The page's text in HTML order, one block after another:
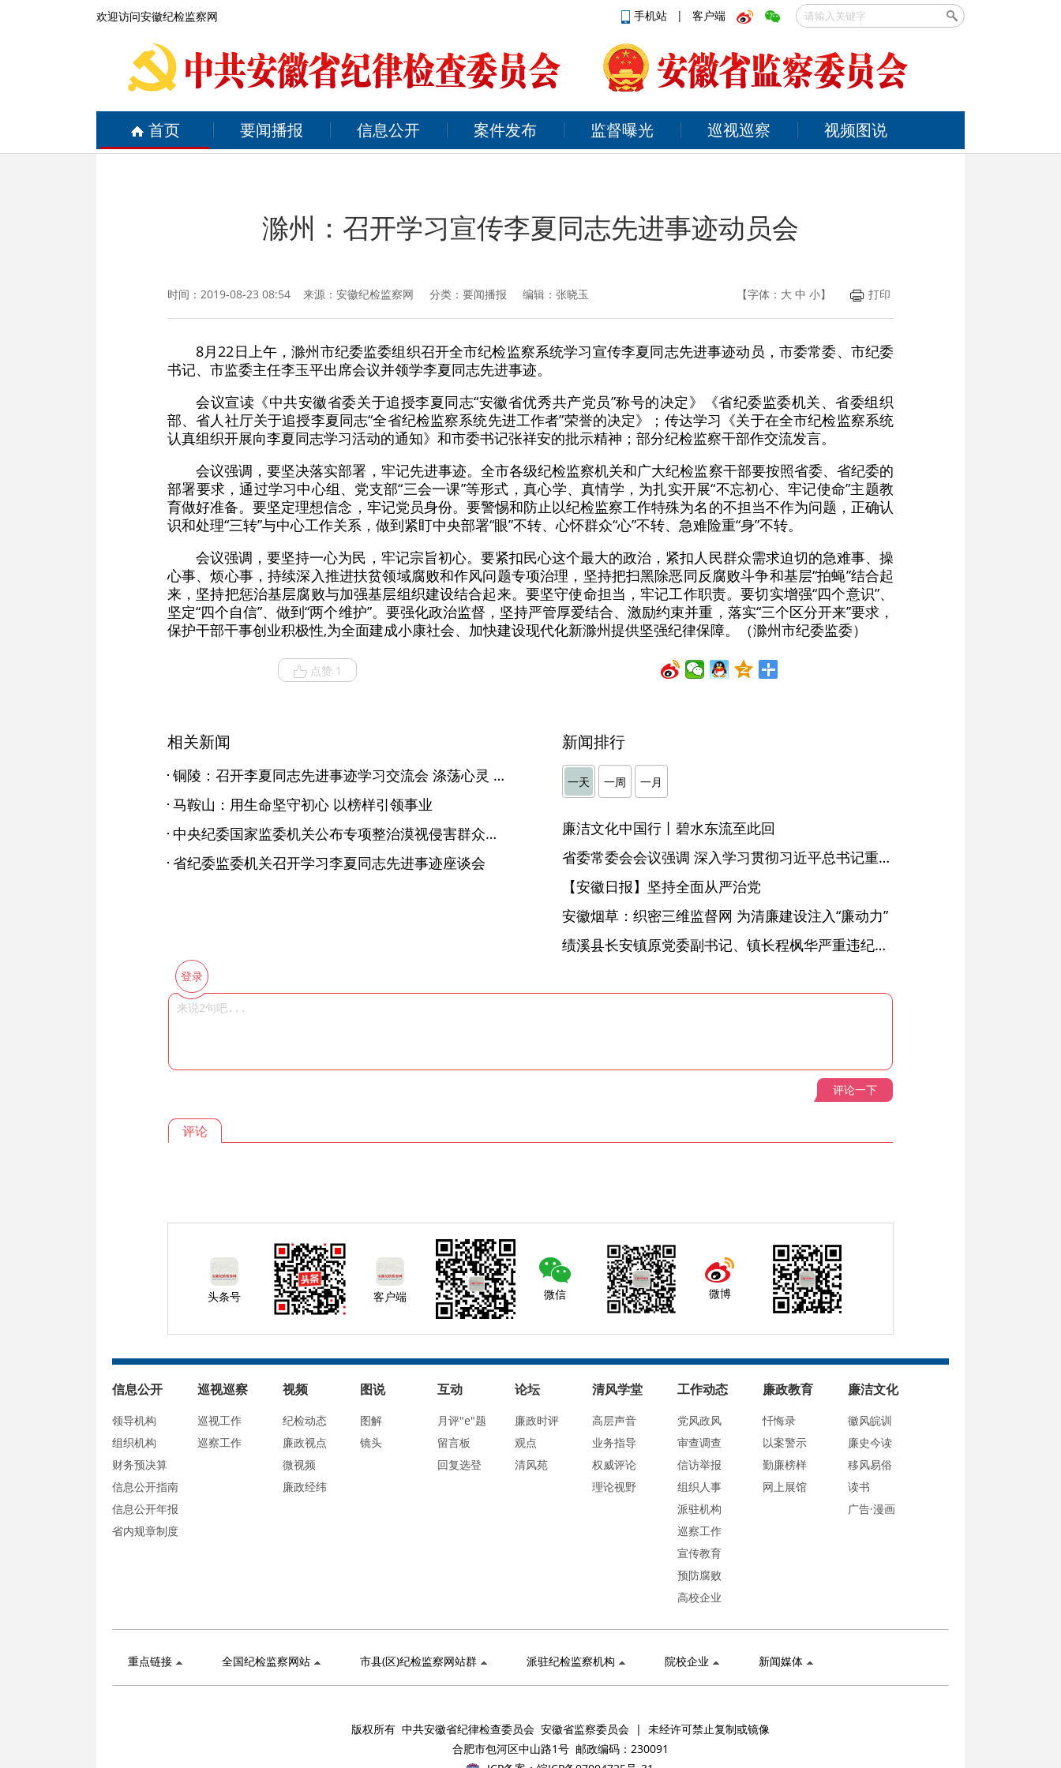
欢迎访问安徽纪检监察网 手机站 | 客户端
首页 要闻播报 信息公开 案件发布 监督曝光 巡视巡察 视频图说
滁州：召开学习宣传李夏同志先进事迹动员会
时间：2019-08-23 08:54 来源： 安徽纪检监察网 分类：要闻播报 编辑：张晓玉 【字体： 大 中 小】 打印
8月22日上午，滁州市纪委监委组织召开全市纪检监察系统学习宣传李夏同志先进事迹动员，市委常委、市纪委
书记、市监委主任李玉平出席会议并领学李夏同志先进事迹。
会议宣读《中共安徽省委关于追授李夏同志“安徽省优秀共产党员”称号的决定》《省纪委监委机关、省委组织
部、省人社厅关于追授李夏同志“全省纪检监察系统先进工作者”荣誉的决定》；传达学习《关于在全市纪检监察系统
认真组织开展向李夏同志学习活动的通知》和市委书记张祥安的批示精神；部分纪检监察干部作交流发言。
会议强调，要坚决落实部署，牢记先进事迹。全市各级纪检监察机关和广大纪检监察干部要按照省委、省纪委的
部署要求，通过学习中心组、党支部“三会一课”等形式，真心学、真情学，为扎实开展“不忘初心、牢记使命”主题教
育做好准备。要坚定理想信念，牢记党员身份。要警惕和防止以纪检监察工作特殊为名的不担当不作为问题，正确认
识和处理“三转”与中心工作关系，做到紧盯中央部署“眼”不转、心怀群众“心”不转、急难险重“身”不转。
会议强调，要坚持一心为民，牢记宗旨初心。要紧扣民心这个最大的政治，紧扣人民群众需求迫切的急难事、操
心事、烦心事，持续深入推进扶贫领域腐败和作风问题专项治理，坚持把扫黑除恶同反腐败斗争和基层“拍蝇”结合起
来，坚持把惩治基层腐败与加强基层组织建设结合起来。要坚守使命担当，牢记工作职责。要切实增强“四个意识”、
坚定“四个自信”、做到“两个维护”。要强化政治监督，坚持严管厚爱结合、激励约束并重，落实“三个区分开来”要求，
保护干部干事创业积极性,为全面建成小康社会、加快建设现代化新滁州提供坚强纪律保障。（滁州市纪委监委）
点赞 1
相关新闻
铜陵：召开李夏同志先进事迹学习交流会 涤荡心灵 催人奋进
马鞍山：用生命坚守初心 以榜样引领事业
中央纪委国家监委机关公布专项整治漠视侵害群众利益问题监督举报方式
省纪委监委机关召开学习李夏同志先进事迹座谈会
新闻排行
一天 一周 一月
廉洁文化中国行丨碧水东流至此回
省委常委会会议强调 深入学习贯彻习近平总书记重要讲话精神 以高质量党建引领高质量发展 梁言顺主持并讲话
【安徽日报】坚持全面从严治党
安徽烟草：织密三维监督网 为清廉建设注入“廉动力”
绩溪县长安镇原党委副书记、镇长程枫华严重违纪违法被开除党籍和公职
登录
评论一下
评论
头条号 客户端 微信 微博
信息公开
领导机构
组织机构
财务预决算
信息公开指南
信息公开年报
省内规章制度
巡视巡察
巡视工作
巡察工作
视频
纪检动态
廉政视点
微视频
廉政经纬
图说
图解
镜头
互动
月评"e"题
留言板
回复选登
论坛
廉政时评
观点
清风苑
清风学堂
高层声音
业务指导
权威评论
理论视野
工作动态
党风政风
审查调查
信访举报
组织人事
派驻机构
巡察工作
宣传教育
预防腐败
高校企业
廉政教育
忏悔录
以案警示
勤廉榜样
网上展馆
廉洁文化
徽风皖训
廉史今读
移风易俗
读书
广告·漫画
重点链接 全国纪检监察网站 市县(区)纪检监察网站群 派驻纪检监察机构 院校企业 新闻媒体
版权所有 中共安徽省纪律检查委员会 安徽省监察委员会 | 未经许可禁止复制或镜像
合肥市包河区中山路1号 邮政编码：230091